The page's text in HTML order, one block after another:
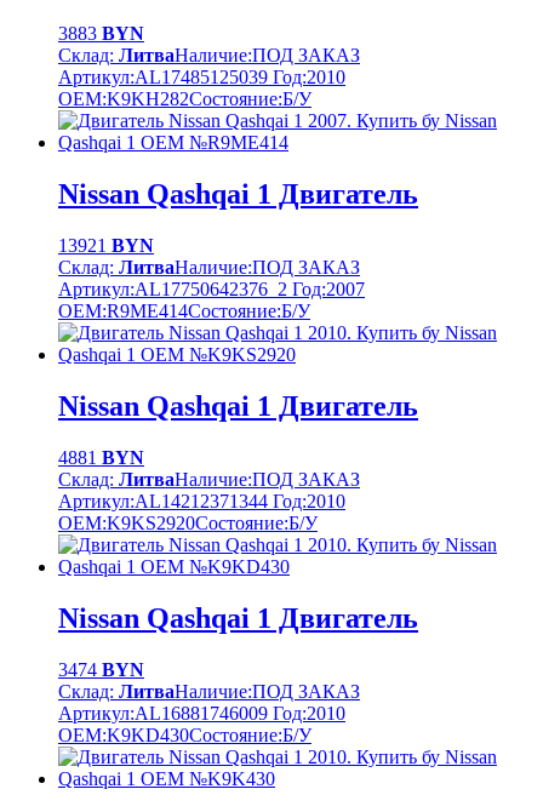
3883 BYN
Склад: ЛитваНаличие:ПОД ЗАКАЗ
Артикул:AL17485125039 Год:2010
OEM:K9KH282Cостояние:Б/У
Nissan Qashqai 1 Двигатель
13921 BYN
Склад: ЛитваНаличие:ПОД ЗАКАЗ
Артикул:AL17750642376_2 Год:2007
OEM:R9ME414Cостояние:Б/У
Nissan Qashqai 1 Двигатель
4881 BYN
Склад: ЛитваНаличие:ПОД ЗАКАЗ
Артикул:AL14212371344 Год:2010
OEM:K9KS2920Cостояние:Б/У
Nissan Qashqai 1 Двигатель
3474 BYN
Склад: ЛитваНаличие:ПОД ЗАКАЗ
Артикул:AL16881746009 Год:2010
OEM:K9KD430Cостояние:Б/У